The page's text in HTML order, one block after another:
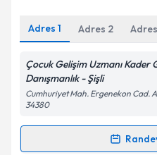
Kişisel verilerimin
Adres 1 Adres 2 Adres
Çocuk Gelişim Uzmanı Kader
Danışmanlık - Şişli
Cumhuriyet Mah. Ergenekon Cad.
34380
Randevu Takvimi